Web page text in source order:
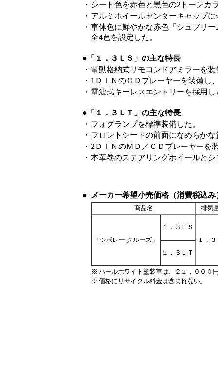
・ シート色を赤色と黒色の2トーンカ
・ アルミホイールセンターキャップ
・ 車体色に鮮やかな赤色「シュプリ
全4色を設定した。
●「１．３ＬＳ」の主な特長
・ 電動格納式リモコンドアミラーを装
・ 1ＤＩＮのＣＤプレーヤーを装備し
・ 電波式キーレスエントリーを採用し
●「１．３ＬＴ」の主な特長
・ フォグランプを標準装備した。
・ フロントシートの前面になめらか
・ 2ＤＩＮのＭＤ／ＣＤプレーヤーを
・ 本革巻のステアリングホイールと
● メーカー希望小売価格（消費税込み
商品名 排気
「シボレー クルーズ」
１．３ＬＳ
１．
１．３ＬＴ
※ パールホワイト塗装車は、２１，０００
※ 価格にリサイクル料金は含まれない。